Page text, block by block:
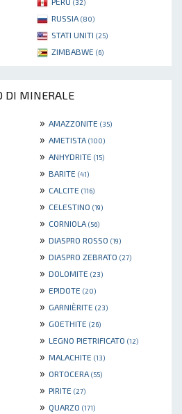
(32)
RUSSIA (80)
STATI UNITI (25)
ZIMBABWE (6)
DI MINERALE
» AMAZZONITE (35)
» AMETISTA (100)
» ANHYDRITE (15)
» BARITE (41)
» CALCITE (116)
» CELESTINO (19)
» CORNIOLA (56)
» DIASPRO ROSSO (19)
» DIASPRO ZEBRATO (27)
» DOLOMITE (23)
» EPIDOTE (20)
» GARNIÈRITE (23)
» GOETHITE (26)
» LEGNO PIETRIFICATO (12)
» MALACHITE (13)
» ORTOCERA (55)
» PIRITE (27)
» QUARZO (171)